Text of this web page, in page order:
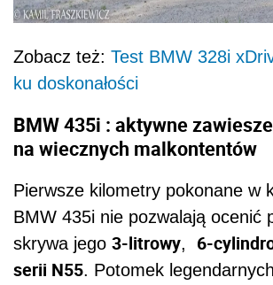
Zobacz też: Test BMW 328i
ku doskonałości
BMW 435i : aktywne
na wiecznych malkontentów
Pierwsze kilometry pokonane w
BMW 435i nie pozwalają ocenić
skrywa jego 3-litrowy, 6-
serii N55. Potomek